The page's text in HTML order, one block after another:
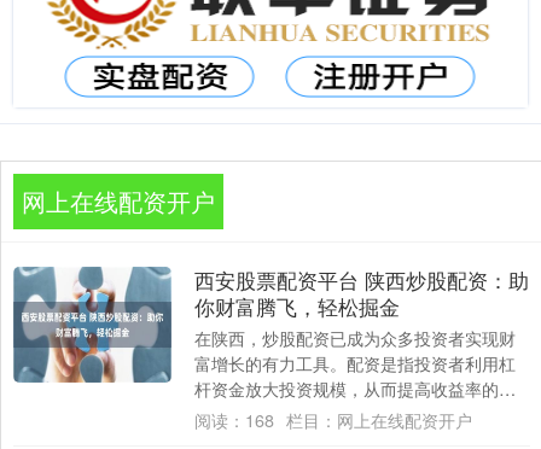
网上在线配资开户
西安股票配资平台 陕西炒股配资：助
你财富腾飞，轻松掘金
在陕西，炒股配资已成为众多投资者实现财
富增长的有力工具。配资是指投资者利用杠
杆资金放大投资规模，从而提高收益率的一
种方式。 选择受监管且信誉良好的平台，确
阅读： 168 栏目： 网上在线配资开户